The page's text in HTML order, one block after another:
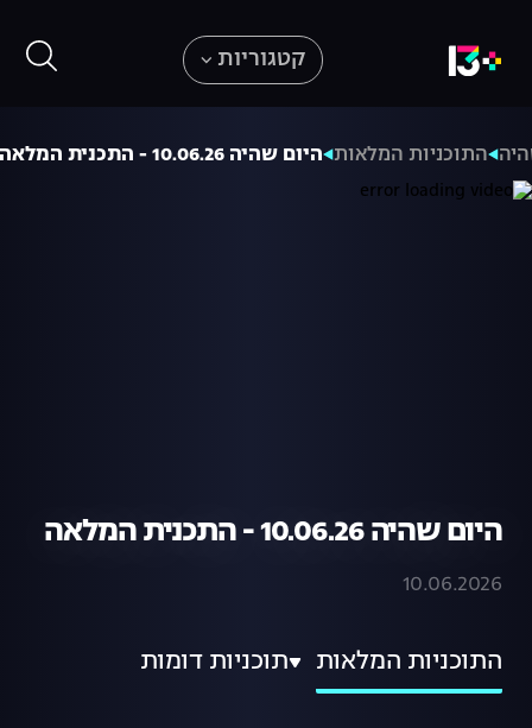
קטגוריות
התוכניות המלאות היום שהיה 10.06.26 - התכנית המלאה
היום שהיה 10.06.26 - התכנית המלאה
10.06.2026
התוכניות המלאות תוכניות דומות